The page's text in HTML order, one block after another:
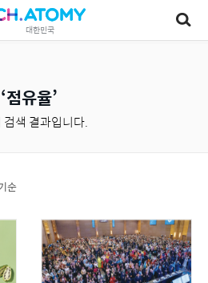
대한민국
점유율
검색 결과입니다.
순